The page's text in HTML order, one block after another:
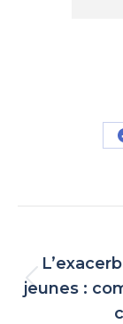
article
jeunes :